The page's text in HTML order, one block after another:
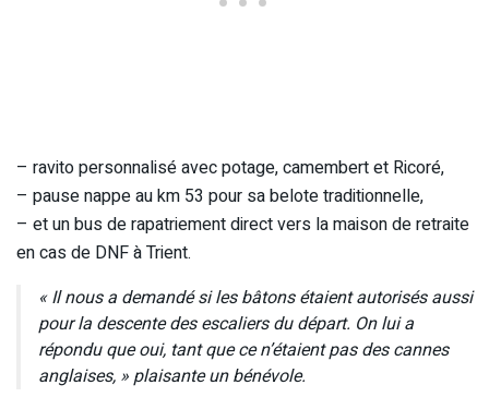
– ravito personnalisé avec potage, camembert et Ricoré,
– pause nappe au km 53 pour sa belote traditionnelle,
– et un bus de rapatriement direct vers la maison de retraite
en cas de DNF à Trient.
« Il nous a demandé si les bâtons étaient autorisés aussi
pour la descente des escaliers du départ. On lui a
répondu que oui, tant que ce n’étaient pas des cannes
anglaises, » plaisante un bénévole.